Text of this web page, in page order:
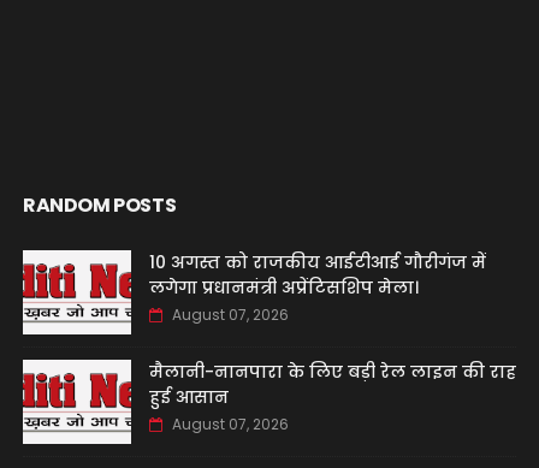
RANDOM POSTS
10 अगस्त को राजकीय आईटीआई गौरीगंज में
लगेगा प्रधानमंत्री अप्रेंटिसशिप मेला।
August 07, 2026
मैलानी-नानपारा के लिए बड़ी रेल लाइन की राह
हुई आसान
August 07, 2026